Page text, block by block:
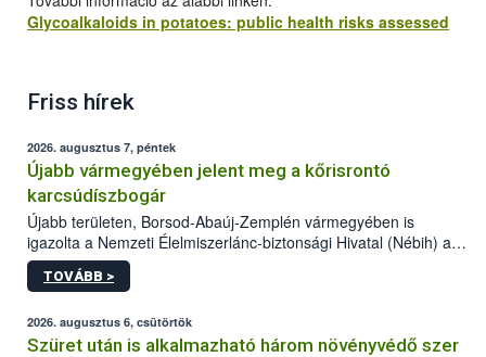
Glycoalkaloids in potatoes: public health risks assessed
Friss hírek
2026. augusztus 7, péntek
Újabb vármegyében jelent meg a kőrisrontó
karcsúdíszbogár
Újabb területen, Borsod-Abaúj-Zemplén vármegyében is
igazolta a Nemzeti Élelmiszerlánc-biztonsági Hivatal (Nébih) a
kőrisrontó karcsúdíszbogár (Agrilus planipennis) jelenlétét. A
kártevőt nem csak színcsapdában találták meg, de már fertőzött
az intenzív felderítést, emellett az intézkedéseket a szlovák
hatósággal is összehangolják a terjedés megállítása érdekében.
TOVÁBB >
2026. augusztus 6, csütörtök
Szüret után is alkalmazható három növényvédő szer